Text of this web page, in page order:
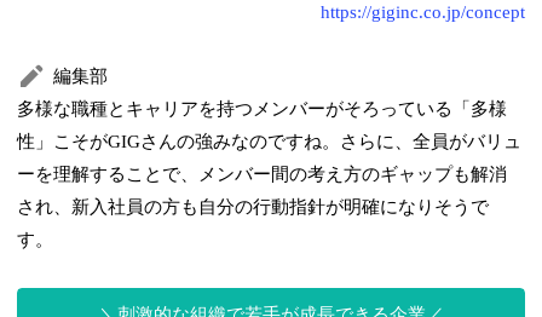
https://giginc.co.jp/concept
編集部
多様な職種とキャリアを持つメンバーがそろっている「多様
性」こそがGIGさんの強みなのですね。さらに、全員がバリュ
ーを理解することで、メンバー間の考え方のギャップも解消
され、新入社員の方も自分の行動指針が明確になりそうで
す。